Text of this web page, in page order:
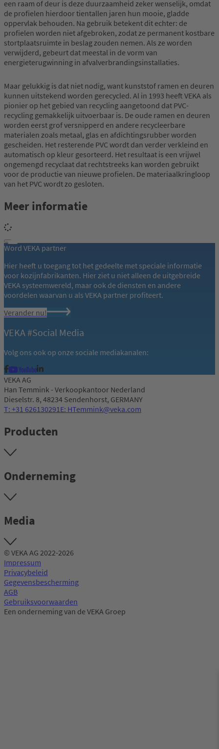
een raam of deur is deze duurzaamheid zeker wenselijk, omdat
de profielen hierdoor tientallen jaren hun mooie, gladde
oppervlak behouden. Na gebruik betekent dit echter: de
profielen worden niet afgebroken, zodat ze permanent kostbare
stortplaatsruimte in beslag zouden nemen. Als ze worden
verwijderd, gebeurt dat meestal in de vorm van
energieterugwinning in afvalverbrandingsinstallaties.
Maar gelukkig is dat niet nodig, want kunststof ramen en deuren
kunnen uitstekend worden gerecycled. Al in 1993 heeft VEKA als
pionier op het gebied van recycling aangetoond dat PVC-
recycling gemakkelijk uitvoerbaar is. De oude ramen en deuren
worden eerst grof versnipperd en andere recycleerbare
materialen zoals metaal, glas en afdichtingsrubber worden
gescheiden. Het resterende PVC wordt dan verder verkleind en
automatisch op kleur gesorteerd. Het resultaat is een vrijwel
ongemengd recyclaat dat rechtstreeks kan worden gebruikt
voor de productie van nieuwe profielen. De materiaalkringloop
van het PVC wordt zo gesloten.
Meer informatie
Word VEKA partner
Hier heeft u toegang tot het gedeelte met speciale informatie
voor kozijnfabrikanten. Hier ziet u niet alleen de uitgebreide
VEKA systeemwereld, maar ook de diensten en andere
voordelen waarvan u als VEKA partner profiteert.
Verander nu!
VEKA #Social Media
Volg ons ook op onze sociale mediakanalen:
VEKA AG
Han Temmink - Verkoopkantoor Nederland
Dieselstr. 8, 48234 Sendenhorst, GERMANY
T: +31 626130291E: HTemmink@veka.com
Producten
Onderneming
Media
© VEKA AG 2022-2026
Impressum
Privacybeleid
Gegevensbescherming
AGB
Gebruiksvoorwaarden
Een onderneming van de VEKA Groep